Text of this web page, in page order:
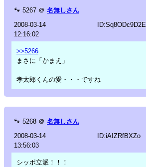
🐾 5267 ＠ 名無しさん
2008-03-14
12:16:02
ID:Sq8ODc9D2E
>>5266
まさに「かまえ」
孝太郎くんの愛・・・ですね
🐾 5268 ＠ 名無しさん
2008-03-14
13:56:03
ID:iAIZRfBXZo
シッポ立派！！！